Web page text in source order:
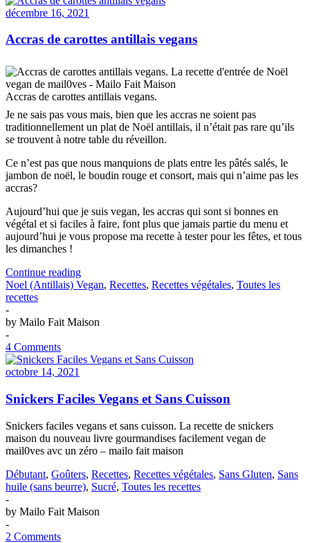
décembre 16, 2021
Accras de carottes antillais vegans
Accras de carottes antillais vegans.
Je ne sais pas vous mais, bien que les accras ne soient pas
traditionnellement un plat de Noël antillais, il n’était pas rare qu’ils
se trouvent à notre table du réveillon.
Ce n’est pas que nous manquions de plats entre les pâtés salés, le
jambon de noël, le boudin rouge et consort, mais qui n’aime pas les
accras?
Aujourd’hui que je suis vegan, les accras qui sont si bonnes en
végétal et si faciles à faire, font plus que jamais partie du menu et
aujourd’hui je vous propose ma recette à tester pour les fêtes, et tous
les dimanches !
Continue readingAccras
de
vegans
Noel (Antillais) Vegan, Recettes, Recettes végétales, Toutes les
recettes
-
by Mailo Fait Maison
-
4 Comments
octobre 14, 2021
Snickers Faciles Vegans et Sans Cuisson
Snickers faciles vegans et sans cuisson. La recette de snickers
maison du nouveau livre gourmandises facilement vegan de
mail0ves avc un zéro – mailo fait maison
Débutant, Goûters, Recettes, Recettes végétales, Sans Gluten, Sans
huile (sans beurre), Sucré, Toutes les recettes
-
by Mailo Fait Maison
-
2 Comments